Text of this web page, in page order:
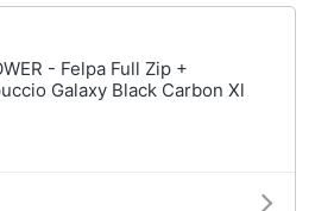
- Felpa Full Zip +
Galaxy Black Carbon Xl